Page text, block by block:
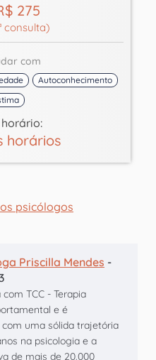
275
consulta)
com
Autoconhecimento
horários
psicólogos
Priscilla Mendes -
TCC - Terapia
e é
com uma sólida trajetória
na psicologia e a
de mais de 20.000